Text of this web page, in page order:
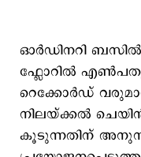
ഓര്‍ഡിനറി
ഫ്ലോറില്‍
റെക്കോര്‍ഡ് വരുമാന
നിലയ്ക്കല്‍
കൂടുന്നതിന്